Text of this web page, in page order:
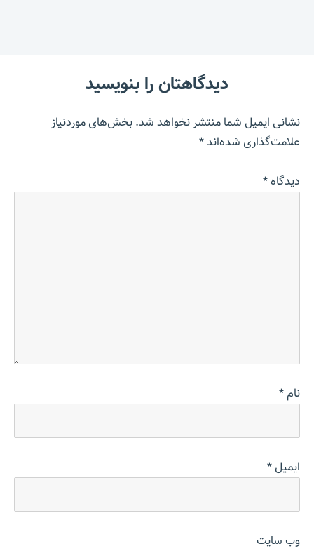
دیدگاهتان را بنویسید
نشانی ایمیل شما منتشر نخواهد شد.بخش‌های موردنیاز
علامت‌گذاری شده‌اند*
دیدگاه*
نام*
ایمیل*
وب‌ سایت